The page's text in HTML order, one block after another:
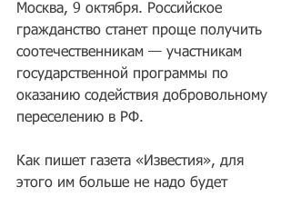
Москва, 9 октября. Российское
гражданство станет проще получить
соотечественникам — участникам
государственной программы по
оказанию содействия добровольному
переселению в РФ.
Как пишет газета «Известия», для
этого им больше не надо будет